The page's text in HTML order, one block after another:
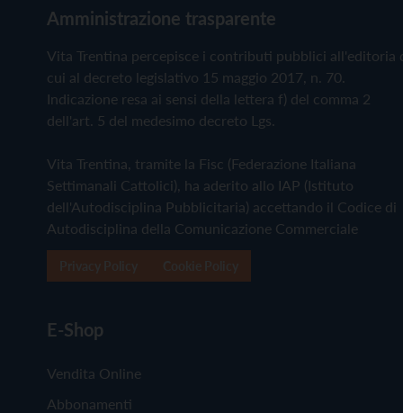
Amministrazione trasparente
Vita Trentina percepisce i contributi pubblici all'editoria
cui al decreto legislativo 15 maggio 2017, n. 70.
Indicazione resa ai sensi della lettera f) del comma 2
dell'art. 5 del medesimo decreto Lgs.
Vita Trentina, tramite la Fisc (Federazione Italiana
Settimanali Cattolici), ha aderito allo IAP (Istituto
dell'Autodisciplina Pubblicitaria) accettando il Codice di
Autodisciplina della Comunicazione Commerciale
E-Shop
Vendita Online
Abbonamenti